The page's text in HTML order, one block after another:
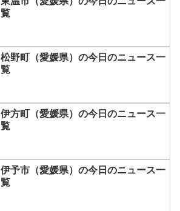
覧
松野町（愛媛県）の今日のニュース一
覧
伊方町（愛媛県）の今日のニュース一
覧
伊予市（愛媛県）の今日のニュース一
覧